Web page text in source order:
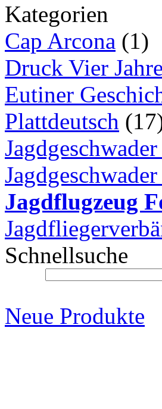
Kategorien
Cap Arcona (1)
Druck Vier
Eutiner
Plattdeutsch
Jagdflugzeug
Schnellsuche
Neue Produkte